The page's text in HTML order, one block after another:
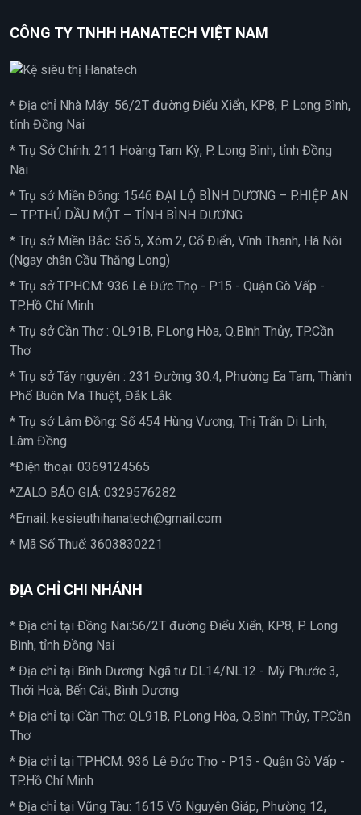
CÔNG TY TNHH HANATECH VIỆT NAM
* Địa chỉ Nhà Máy: 56/2T đường Điểu Xiển, KP8, P. Long Bình,
tỉnh Đồng Nai
* Trụ Sở Chính: 211 Hoàng Tam Kỳ, P. Long Bình, tỉnh Đồng
Nai
* Trụ sở Miền Đông: 1546 ĐẠI LỘ BÌNH DƯƠNG – P.HIỆP AN
– TP.THỦ DẦU MỘT – TỈNH BÌNH DƯƠNG
* Trụ sở Miền Bắc: Số 5, Xóm 2, Cổ Điển, Vĩnh Thanh, Hà Nôi
(Ngay chân Cầu Thăng Long)
* Trụ sở TPHCM: 936 Lê Đức Thọ - P15 - Quận Gò Vấp -
TP.Hồ Chí Minh
* Trụ sở Cần Thơ : QL91B, P.Long Hòa, Q.Bình Thủy, TP.Cần
Thơ
* Trụ sở Tây nguyên : 231 Đường 30.4, Phường Ea Tam, Thành
Phố Buôn Ma Thuột, Đắk Lắk
* Trụ sở Lâm Đồng: Số 454 Hùng Vương, Thị Trấn Di Linh,
Lâm Đồng
*Điện thoại: 0369124565
*ZALO BÁO GIÁ: 0329576282
*Email: kesieuthihanatech@gmail.com
* Mã Số Thuế: 3603830221
ĐỊA CHỈ CHI NHÁNH
* Địa chỉ tại Đồng Nai:56/2T đường Điểu Xiển, KP8, P. Long
Bình, tỉnh Đồng Nai
* Địa chỉ tại Bình Dương: Ngã tư DL14/NL12 - Mỹ Phước 3,
Thới Hoà, Bến Cát, Bình Dương
* Địa chỉ tại Cần Thơ: QL91B, P.Long Hòa, Q.Bình Thủy, TP.Cần
Thơ
* Địa chỉ tại TPHCM: 936 Lê Đức Thọ - P15 - Quận Gò Vấp -
TP.Hồ Chí Minh
* Địa chỉ tại Vũng Tàu: 1615 Võ Nguyên Giáp, Phường 12,